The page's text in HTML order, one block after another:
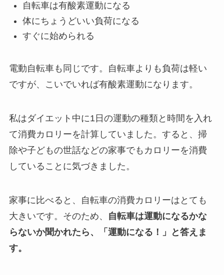
自転車は有酸素運動になる
体にちょうどいい負荷になる
すぐに始められる
電動自転車も同じです。自転車よりも負荷は軽い
ですが、こいでいれば有酸素運動になります。
私はダイエット中に1日の運動の種類と時間を入れ
て消費カロリーを計算していました。すると、掃
除や子どもの世話などの家事でもカロリーを消費
していることに気づきました。
家事に比べると、自転車の消費カロリーはとても
大きいです。そのため、
自転車は運動になるかな
らないか聞かれたら、「運動になる！」と答えま
す。